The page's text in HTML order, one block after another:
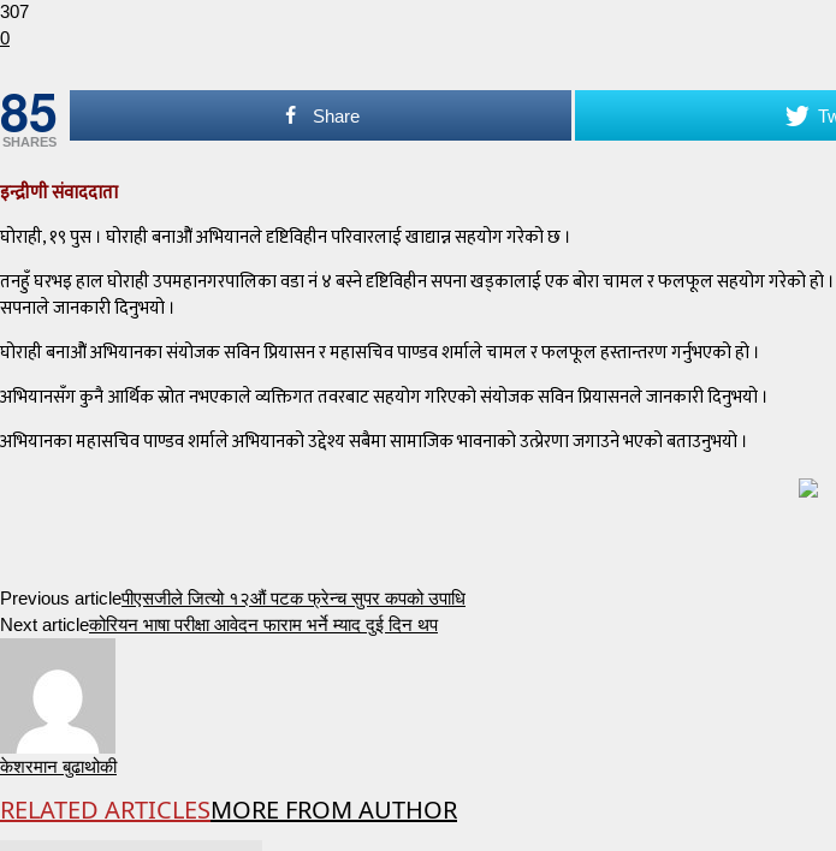
307
0
85
SHARES
Share
इन्द्रीणी संवाददाता
घोराही, १९ पुस । घोराही बनाओैं अभियानले दृष्टिविहीन परिवारलाई खाद्यान्न सहयोग गरेको छ ।
तनहुँ घरभइ हाल घोराही उपमहानगरपालिका वडा नं ४ बस्ने दृष्टिविहीन सपना खड्कालाई एक बोरा चामल र फलफूल सहयोग गरेको हो
सपनाले जानकारी दिनुभयो ।
घोराही बनाओैं अभियानका संयोजक सविन प्रियासन र महासचिव पाण्डव शर्माले चामल र फलफूल हस्तान्तरण गर्नुभएको हो ।
अभियानसँग कुनै आर्थिक स्रोत नभएकाले व्यक्तिगत तवरबाट सहयोग गरिएको संयोजक सविन प्रियासनले जानकारी दिनुभयो ।
अभियानका महासचिव पाण्डव शर्माले अभियानको उद्देश्य सबैमा सामाजिक भावनाको उत्प्रेरणा जगाउने भएको बताउनुभयो ।
Previous articleपीएसजीले जित्यो १२औं पटक फ्रेन्च सुपर कपको उपाधि
Next articleकोरियन भाषा परीक्षा आवेदन फाराम भर्ने म्याद दुई दिन थप
केशरमान बुढाथोकी
RELATED ARTICLESMORE FROM AUTHOR